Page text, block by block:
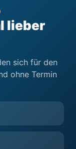
lieber
sich für den
ohne Termin